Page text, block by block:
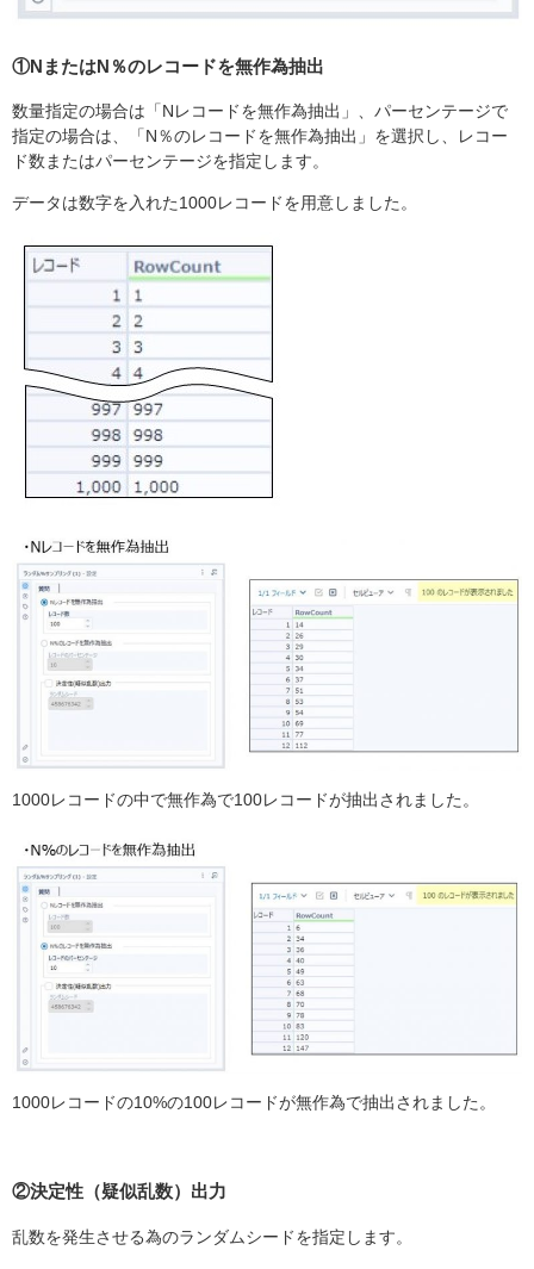
①NまたはN％のレコードを無作為抽出
数量指定の場合は「Nレコードを無作為抽出」、パーセンテージで
指定の場合は、「N％のレコードを無作為抽出」を選択し、レコー
ド数またはパーセンテージを指定します。
データは数字を入れた1000レコードを用意しました。
1000レコードの中で無作為で100レコードが抽出されました。
1000レコードの10%の100レコードが無作為で抽出されました。
②決定性（疑似乱数）出力
乱数を発生させる為のランダムシードを指定します。